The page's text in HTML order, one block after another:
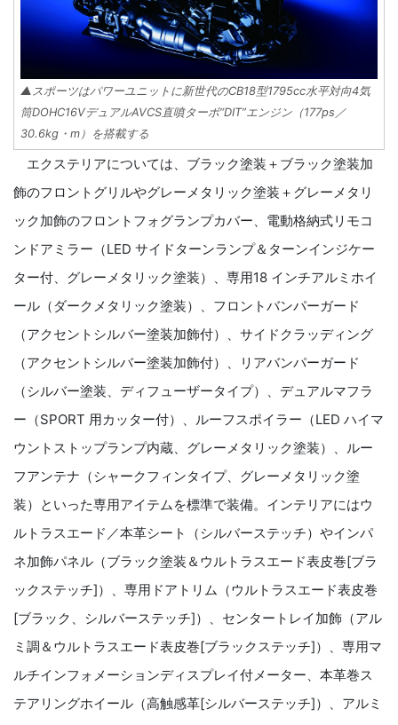
▲スポーツはパワーユニットに新世代のCB18型1795cc水平対向4気
筒DOHC16VデュアルAVCS直噴ターボ“DIT”エンジン（177ps／
30.6kg・m）を搭載する
エクステリアについては、ブラック塗装＋ブラック塗装加
飾のフロントグリルやグレーメタリック塗装＋グレーメタリ
ック加飾のフロントフォグランプカバー、電動格納式リモコ
ンドアミラー（LED サイドターンランプ＆ターンインジケー
ター付、グレーメタリック塗装）、専用18 インチアルミホイ
ール（ダークメタリック塗装）、フロントバンパーガード
（アクセントシルバー塗装加飾付）、サイドクラッディング
（アクセントシルバー塗装加飾付）、リアバンパーガード
（シルバー塗装、ディフューザータイプ）、デュアルマフラ
ー（SPORT 用カッター付）、ルーフスポイラー（LED ハイマ
ウントストップランプ内蔵、グレーメタリック塗装）、ルー
フアンテナ（シャークフィンタイプ、グレーメタリック塗
装）といった専用アイテムを標準で装備。インテリアにはウ
ルトラスエード／本革シート（シルバーステッチ）やインパ
ネ加飾パネル（ブラック塗装＆ウルトラスエード表皮巻[ブラ
ックステッチ]）、専用ドアトリム（ウルトラスエード表皮巻
[ブラック、シルバーステッチ]）、センタートレイ加飾（アル
ミ調＆ウルトラスエード表皮巻[ブラックステッチ]）、専用マ
ルチインフォメーションディスプレイ付メーター、本革巻ス
テアリングホイール（高触感革[シルバーステッチ]）、アルミ